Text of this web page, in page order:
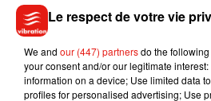
‘The Batman’ Eyes Colin Farrell
for Alfred
— Curtis L. Hudson
Si le scénario de ce nouveau
Le respect de votre vie
We and our (447) partnersdo the
your consent and/or our legitimate
information on a device; Use limited data
profiles for personalised advertising; Use